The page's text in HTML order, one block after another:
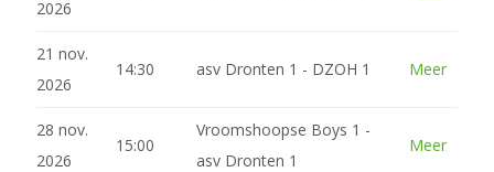
2026
21 nov.
2026
14:30 asv Dronten 1 - DZOH 1 Meer
28 nov.
2026
15:00
Vroomshoopse Boys 1 -
asv Dronten 1
Meer